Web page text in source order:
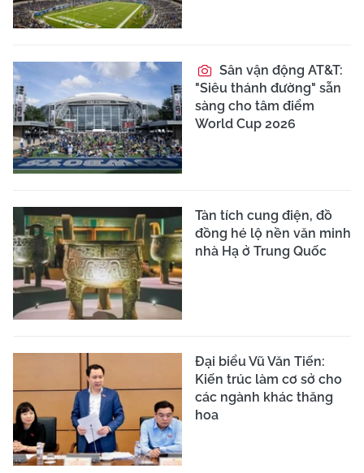
Sân vận động AT&T:
"Siêu thánh đường" sẵn
sàng cho tâm điểm
World Cup 2026
Tàn tích cung điện, đồ
đồng hé lộ nền văn minh
nhà Hạ ở Trung Quốc
Đại biểu Vũ Văn Tiến:
Kiến trúc làm cơ sở cho
các ngành khác thăng
hoa